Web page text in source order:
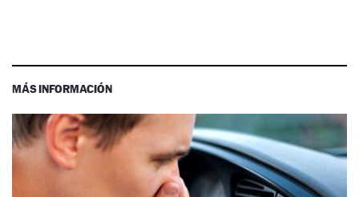
MÁS INFORMACIÓN